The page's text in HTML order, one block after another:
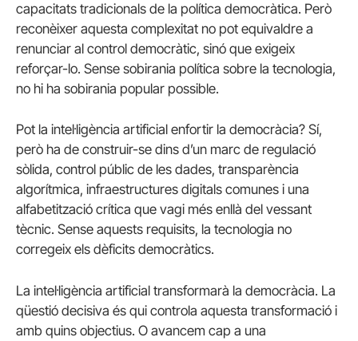
capacitats tradicionals de la política democràtica. Però
reconèixer aquesta complexitat no pot equivaldre a
renunciar al control democràtic, sinó que exigeix
reforçar-lo. Sense sobirania política sobre la tecnologia,
no hi ha sobirania popular possible.
Pot la intel·ligència artificial enfortir la democràcia? Sí,
però ha de construir-se dins d’un marc de regulació
sòlida, control públic de les dades, transparència
algorítmica, infraestructures digitals comunes i una
alfabetització crítica que vagi més enllà del vessant
tècnic. Sense aquests requisits, la tecnologia no
corregeix els dèficits democràtics.
La intel·ligència artificial transformarà la democràcia. La
qüestió decisiva és qui controla aquesta transformació i
amb quins objectius. O avancem cap a una